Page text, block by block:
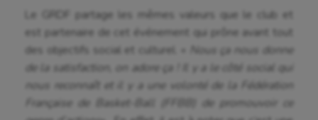
Athlétisme
Auto
Aviron
Le GRDF partage les mêmes valeurs que le club et
est partenaire de cet événement qui prône avant tout
des objectifs social et culturel. «
Nous ça nous donne
de la satisfaction, on adore ça ! Il y a le côté social qui
nous reconnaît et il y a une volonté de la Fédération
Française de Basket-Ball (FFBB) de promouvoir ce